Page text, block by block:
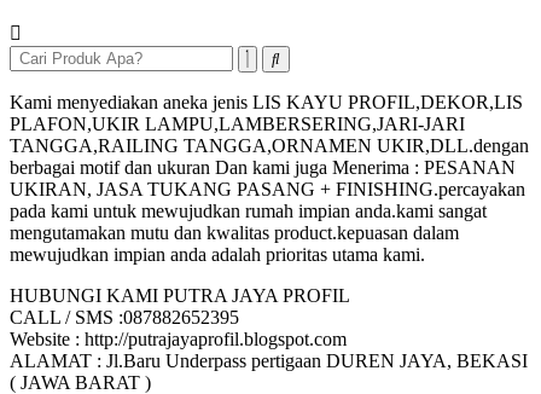
Kami menyediakan aneka jenis LIS KAYU PROFIL,DEKOR,LIS
PLAFON,UKIR LAMPU,LAMBERSERING,JARI-JARI
TANGGA,RAILING TANGGA,ORNAMEN UKIR,DLL.dengan
berbagai motif dan ukuran Dan kami juga Menerima : PESANAN
UKIRAN, JASA TUKANG PASANG + FINISHING.percayakan
pada kami untuk mewujudkan rumah impian anda.kami sangat
mengutamakan mutu dan kwalitas product.kepuasan dalam
mewujudkan impian anda adalah prioritas utama kami.
HUBUNGI KAMI PUTRA JAYA PROFIL
CALL / SMS :087882652395
Website : http://putrajayaprofil.blogspot.com
ALAMAT : Jl.Baru Underpass pertigaan DUREN JAYA, BEKASI
( JAWA BARAT )